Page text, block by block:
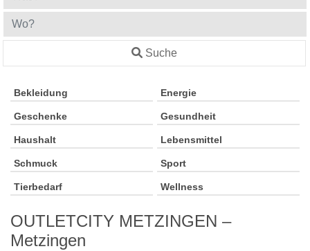
Suche
Bekleidung Energie
Geschenke Gesundheit
Haushalt Lebensmittel
Schmuck Sport
Tierbedarf Wellness
OUTLETCITY METZINGEN –
Metzingen